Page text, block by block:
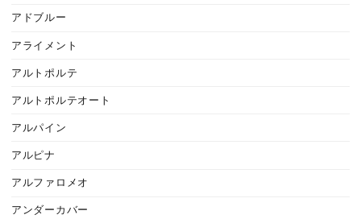
アドブルー
アライメント
アルトポルテ
アルトポルテオート
アルパイン
アルピナ
アルファロメオ
アンダーカバー